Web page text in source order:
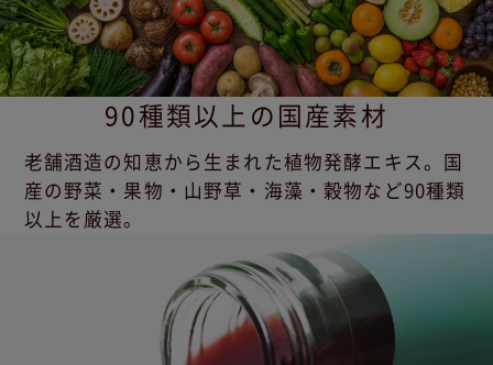
90種類以上の国産素材
老舗酒造の知恵から生まれた植物発酵エキス。国
産の野菜・果物・山野草・海藻・穀物など90種類
以上を厳選。